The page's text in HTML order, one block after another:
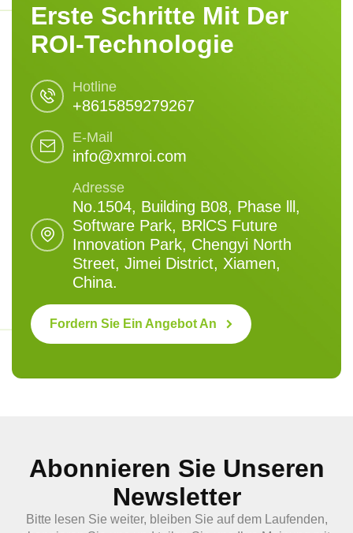
Erste Schritte Mit Der
ROI-Technologie
Hotline
+8615859279267
E-Mail
info@xmroi.com
Adresse
No.1504, Building B08, Phase lll,
Software Park, BRlCS Future
Innovation Park, Chengyi North
Street, Jimei District, Xiamen,
China.
Fordern Sie Ein Angebot An
Abonnieren Sie Unseren
Newsletter
Bitte lesen Sie weiter, bleiben Sie auf dem Laufenden,